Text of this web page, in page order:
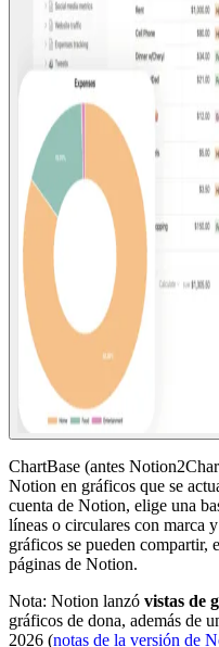
ChartBase (antes
Notion en gráficos que se
cuenta de Notion, elige una
líneas o circulares con marca
gráficos se pueden compartir,
páginas de Notion.
Nota: Notion lanzó vistas de
gráficos de dona, además de
2026 (notas de la versión de